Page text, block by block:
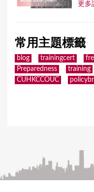
更多
常用主題標籤
blog trainingcert
Preparedness
training
CUHKCCOUC